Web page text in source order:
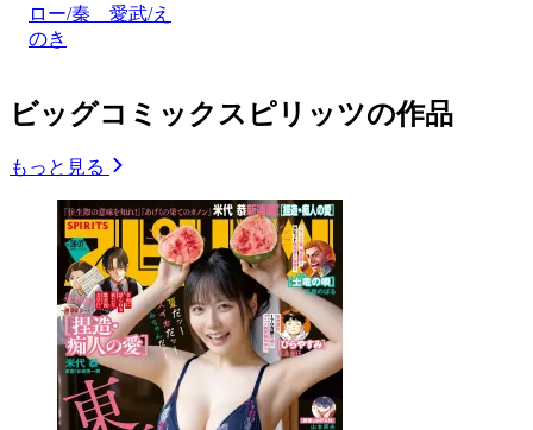
ロー/秦 愛武/え
のき
ビッグコミックスピリッツの作品
もっと見る